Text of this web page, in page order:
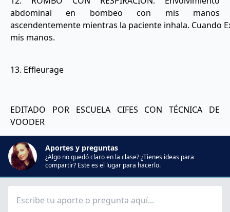
abdominal en bombeo con mis manos
ascendentemente mientras la paciente inhala. Cuando
mis manos.
13. Effleurage
EDITADO POR ESCUELA CIFES CON TÉCNICA DE
VOODER
Aportes y preguntas
¿Algo no quedó claro en la clase? ¿Tienes ideas para
compartir? Este es el lugar para hacerlo.